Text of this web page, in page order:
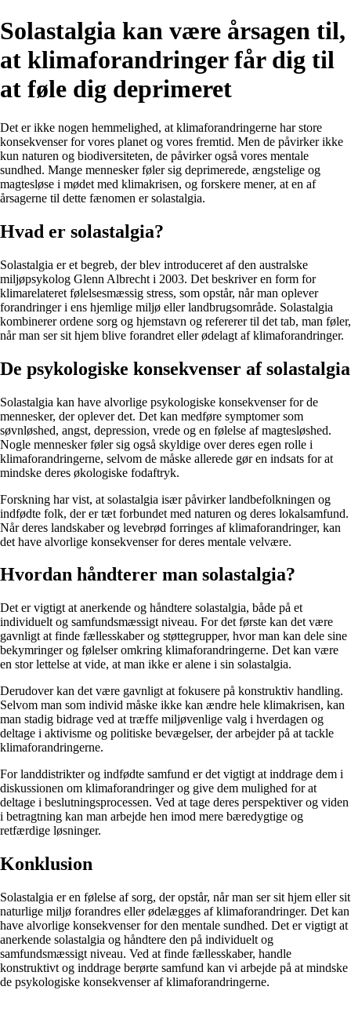
Solastalgia kan være årsagen til,
at klimaforandringer får dig til
at føle dig deprimeret
Det er ikke nogen hemmelighed, at klimaforandringerne har store
konsekvenser for vores planet og vores fremtid. Men de påvirker ikke
kun naturen og biodiversiteten, de påvirker også vores mentale
sundhed. Mange mennesker føler sig deprimerede, ængstelige og
magtesløse i mødet med klimakrisen, og forskere mener, at en af
årsagerne til dette fænomen er solastalgia.
Hvad er solastalgia?
Solastalgia er et begreb, der blev introduceret af den australske
miljøpsykolog Glenn Albrecht i 2003. Det beskriver en form for
klimarelateret følelsesmæssig stress, som opstår, når man oplever
forandringer i ens hjemlige miljø eller landbrugsområde. Solastalgia
kombinerer ordene sorg og hjemstavn og refererer til det tab, man føler,
når man ser sit hjem blive forandret eller ødelagt af klimaforandringer.
De psykologiske konsekvenser af solastalgia
Solastalgia kan have alvorlige psykologiske konsekvenser for de
mennesker, der oplever det. Det kan medføre symptomer som
søvnløshed, angst, depression, vrede og en følelse af magtesløshed.
Nogle mennesker føler sig også skyldige over deres egen rolle i
klimaforandringerne, selvom de måske allerede gør en indsats for at
mindske deres økologiske fodaftryk.
Forskning har vist, at solastalgia især påvirker landbefolkningen og
indfødte folk, der er tæt forbundet med naturen og deres lokalsamfund.
Når deres landskaber og levebrød forringes af klimaforandringer, kan
det have alvorlige konsekvenser for deres mentale velvære.
Hvordan håndterer man solastalgia?
Det er vigtigt at anerkende og håndtere solastalgia, både på et
individuelt og samfundsmæssigt niveau. For det første kan det være
gavnligt at finde fællesskaber og støttegrupper, hvor man kan dele sine
bekymringer og følelser omkring klimaforandringerne. Det kan være
en stor lettelse at vide, at man ikke er alene i sin solastalgia.
Derudover kan det være gavnligt at fokusere på konstruktiv handling.
Selvom man som individ måske ikke kan ændre hele klimakrisen, kan
man stadig bidrage ved at træffe miljøvenlige valg i hverdagen og
deltage i aktivisme og politiske bevægelser, der arbejder på at tackle
klimaforandringerne.
For landdistrikter og indfødte samfund er det vigtigt at inddrage dem i
diskussionen om klimaforandringer og give dem mulighed for at
deltage i beslutningsprocessen. Ved at tage deres perspektiver og viden
i betragtning kan man arbejde hen imod mere bæredygtige og
retfærdige løsninger.
Konklusion
Solastalgia er en følelse af sorg, der opstår, når man ser sit hjem eller sit
naturlige miljø forandres eller ødelægges af klimaforandringer. Det kan
have alvorlige konsekvenser for den mentale sundhed. Det er vigtigt at
anerkende solastalgia og håndtere den på individuelt og
samfundsmæssigt niveau. Ved at finde fællesskaber, handle
konstruktivt og inddrage berørte samfund kan vi arbejde på at mindske
de psykologiske konsekvenser af klimaforandringerne.